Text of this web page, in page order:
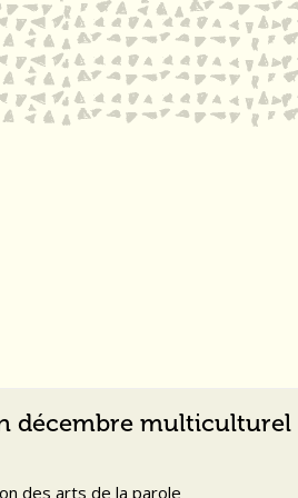
décembre multiculturel
des arts de la parole